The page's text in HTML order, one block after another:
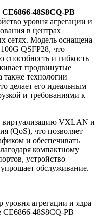
48S8CQ-PB —
уровня агрегации и
в центрах
сетях. Модель оснащена
QSFP28, что
и гибкость
продвинутые
технологии
делает его идеальным
и требованиями к
виртуализацию VXLAN и
(QoS), что позволяет
и обеспечивать
компактному
устройство
обслуживание.
уровня агрегации и ядра
48S8CQ-PB